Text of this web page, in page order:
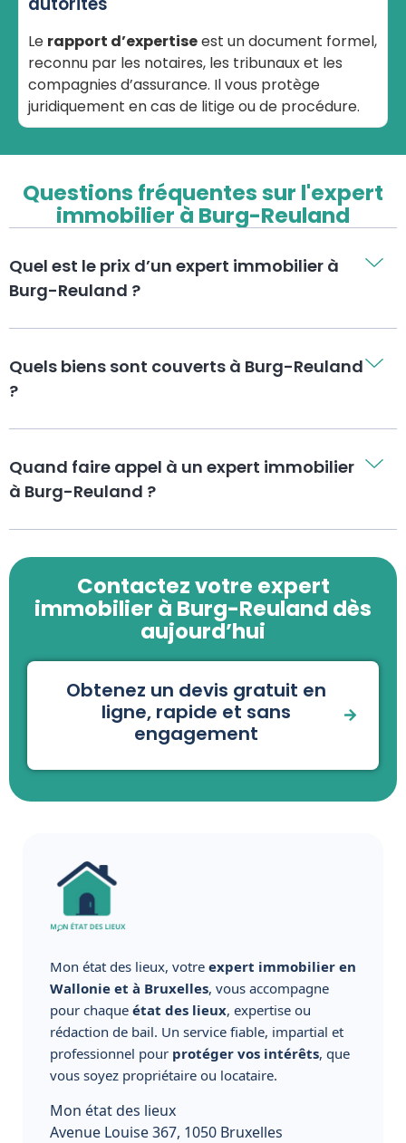
Le rapport d’expertiseest un document formel,
reconnu par les notaires, les tribunaux et les
compagnies d’assurance. Il vous protège
juridiquement en cas de litige ou de procédure.
Questions fréquentes sur l'expert
immobilier à Burg-Reuland
Quel est le prix d’un expert immobilier à
Burg-Reuland ?
Quels biens sont couverts à Burg-Reuland
?
Quand faire appel à un expert immobilier
à Burg-Reuland ?
Contactez votre expert
immobilier à Burg-Reuland dès
aujourd’hui
Obtenez un devis gratuit en
ligne, rapide et sans
engagement
Mon état des lieux, votre expert immobilier en
Wallonie et à Bruxelles, vous accompagne
pour chaque état des lieux, expertise ou
rédaction de bail. Un service fiable, impartial et
professionnel pour protéger vos intérêts, que
vous soyez propriétaire ou locataire.
Mon état des lieux
Avenue Louise 367, 1050 Bruxelles